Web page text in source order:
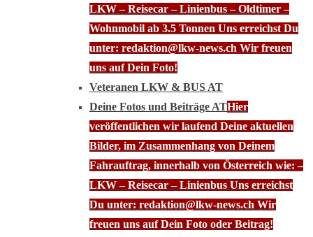
LKW – Reisecar – Linienbus – Oldtimer –
Wohnmobil ab 3.5 Tonnen Uns erreichst Du
unter: redaktion@lkw-news.ch Wir freuen
uns auf Dein Foto!
Veteranen LKW & BUS AT
Deine Fotos und Beiträge ATHier
veröffentlichen wir laufend Deine aktuellen
Bilder, im Zusammenhang von Deinem
Fahrauftrag, innerhalb von Österreich wie: –
LKW – Reisecar – Linienbus Uns erreichst
Du unter: redaktion@lkw-news.ch Wir
freuen uns auf Dein Foto oder Beitrag!